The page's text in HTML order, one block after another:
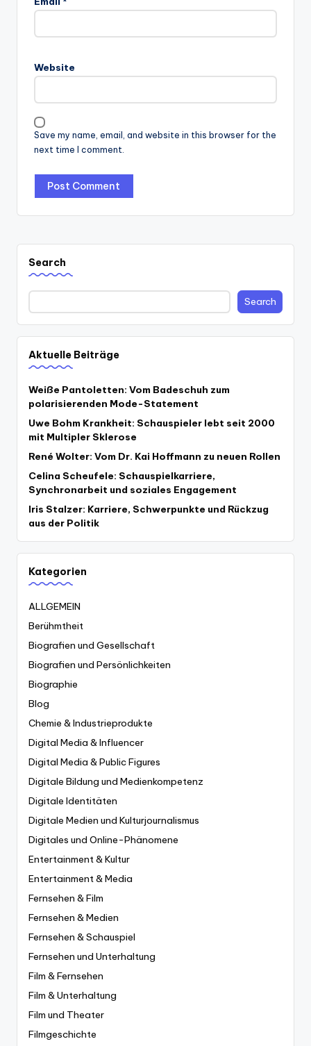
Website
Save my name, email, and website in this browser for the
next time I comment.
Search
Search
Aktuelle Beiträge
Weiße Pantoletten: Vom Badeschuh zum
polarisierenden Mode-Statement
Uwe Bohm Krankheit: Schauspieler lebt seit 2000
mit Multipler Sklerose
René Wolter: Vom Dr. Kai Hoffmann zu neuen Rollen
Celina Scheufele: Schauspielkarriere,
Synchronarbeit und soziales Engagement
Iris Stalzer: Karriere, Schwerpunkte und Rückzug
aus der Politik
Kategorien
ALLGEMEIN
Berühmtheit
Biografien und Gesellschaft
Biografien und Persönlichkeiten
Biographie
Blog
Chemie & Industrieprodukte
Digital Media & Influencer
Digital Media & Public Figures
Digitale Bildung und Medienkompetenz
Digitale Identitäten
Digitale Medien und Kulturjournalismus
Digitales und Online-Phänomene
Entertainment & Kultur
Entertainment & Media
Fernsehen & Film
Fernsehen & Medien
Fernsehen & Schauspiel
Fernsehen und Unterhaltung
Film & Fernsehen
Film & Unterhaltung
Film und Theater
Filmgeschichte